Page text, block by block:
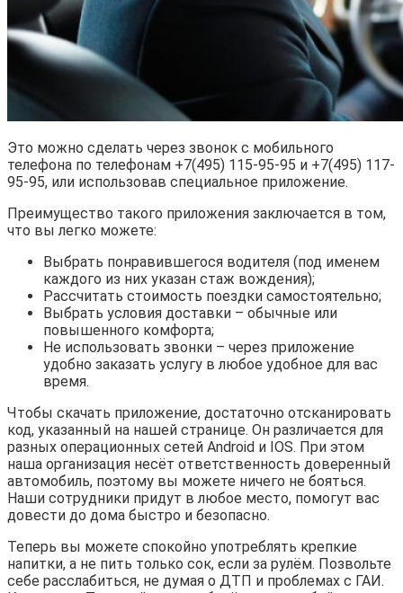
Это можно сделать через звонок с мобильного
телефона по телефонам +7(495) 115-95-95 и +7(495) 117-
95-95, или использовав специальное приложение.
Преимущество такого приложения заключается в том,
что вы легко можете:
Выбрать понравившегося водителя (под именем
каждого из них указан стаж вождения);
Рассчитать стоимость поездки самостоятельно;
Выбрать условия доставки – обычные или
повышенного комфорта;
Не использовать звонки – через приложение
удобно заказать услугу в любое удобное для вас
время.
Чтобы скачать приложение, достаточно отсканировать
код, указанный на нашей странице. Он различается для
разных операционных сетей Android и IOS. При этом
наша организация несёт ответственность доверенный
автомобиль, поэтому вы можете ничего не бояться.
Наши сотрудники придут в любое место, помогут вас
довести до дома быстро и безопасно.
Теперь вы можете спокойно употреблять крепкие
напитки, а не пить только сок, если за рулём. Позвольте
себе расслабиться, не думая о ДТП и проблемах с ГАИ.